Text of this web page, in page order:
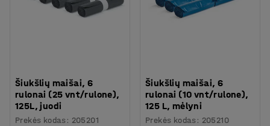
Šiukšlių maišai, 6
rulonai (25 vnt/rulone),
125L, juodi
Prekės kodas : 205201
Šiukšlių maišai, 6
rulonai (10 vnt/rulone),
125 L, mėlyni
Prekės kodas : 205210